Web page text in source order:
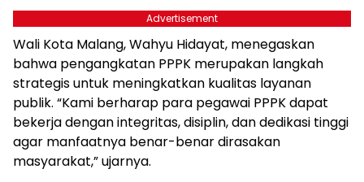
Advertisement
Wali Kota Malang, Wahyu Hidayat, menegaskan
bahwa pengangkatan PPPK merupakan langkah
strategis untuk meningkatkan kualitas layanan
publik. “Kami berharap para pegawai PPPK dapat
bekerja dengan integritas, disiplin, dan dedikasi tinggi
agar manfaatnya benar-benar dirasakan
masyarakat,” ujarnya.